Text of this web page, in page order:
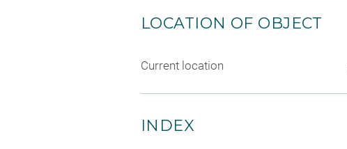
LOCATION OF OBJECT
Current location
INDEX